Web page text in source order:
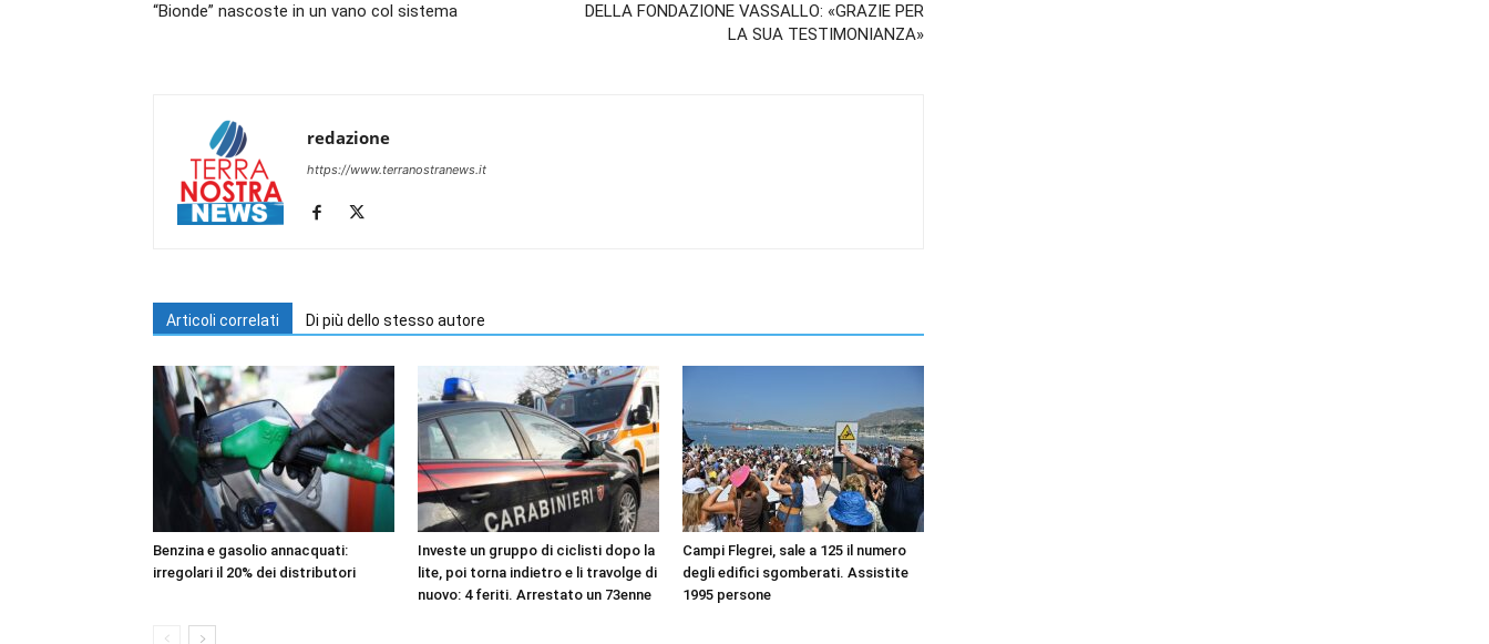
“Bionde” nascoste in un vano col sistema
DELLA FONDAZIONE VASSALLO: «GRAZIE PER
LA SUA TESTIMONIANZA»
redazione
https://www.terranostranews.it
Articoli correlati Di più dello stesso autore
Benzina e gasolio annacquati:
irregolari il 20% dei distributori
Investe un gruppo di ciclisti dopo la
lite, poi torna indietro e li travolge di
nuovo: 4 feriti. Arrestato un 73enne
Campi Flegrei, sale a 125 il numero
degli edifici sgomberati. Assistite
1995 persone
RIMANI
SEMPRE
AGGIORNATO.
METTI UN